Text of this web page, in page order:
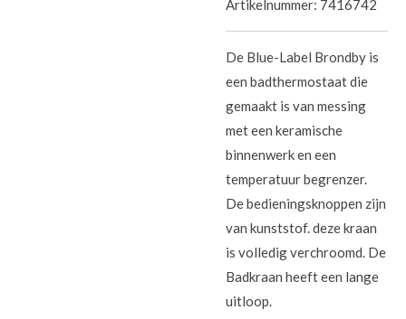
Artikelnummer: 7416742
De Blue-Label Brondby is
een badthermostaat die
gemaakt is van messing
met een keramische
binnenwerk en een
temperatuur begrenzer.
De bedieningsknoppen zijn
van kunststof. deze kraan
is volledig verchroomd. De
Badkraan heeft een lange
uitloop.